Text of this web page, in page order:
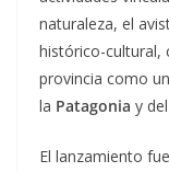
naturaleza, el
histórico-cultural,
provincia como
la Patagonia y
El lanzamiento